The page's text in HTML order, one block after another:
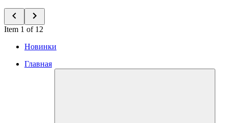
Item 1 of 12
Новинки
Главная